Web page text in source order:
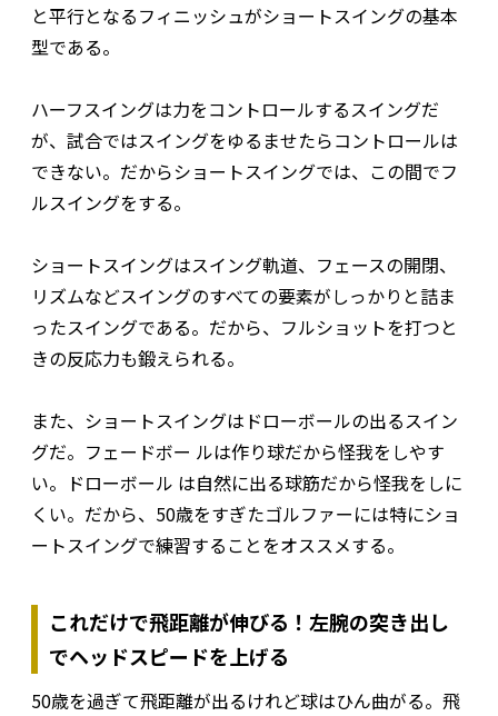
と平行となるフィニッシュがショートスイングの基本
型である。
ハーフスイングは力をコントロールするスイングだ
が、試合ではスイングをゆるませたらコントロールは
できない。だからショートスイングでは、この間でフ
ルスイングをする。
ショートスイングはスイング軌道、フェースの開閉、
リズムなどスイングのすべての要素がしっかりと詰ま
ったスイングである。だから、フルショットを打つと
きの反応力も鍛えられる。
また、ショートスイングはドローボールの出るスイン
グだ。フェードボー ルは作り球だから怪我をしやす
い。ドローボール は自然に出る球筋だから怪我をしに
くい。だから、50歳をすぎたゴルファーには特にショ
ートスイングで練習することをオススメする。
これだけで飛距離が伸びる！左腕の突き出し
でヘッドスピードを上げる
50歳を過ぎて飛距離が出るけれど球はひん曲がる。飛